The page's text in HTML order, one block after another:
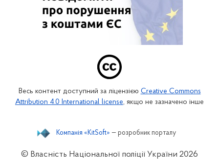
Весь контент доступний за ліцензією Creative Commons
Attribution 4.0 International license, якщо не зазначено інше
© Власність Національної поліції України 2026
Компанія «KitSoft» — розробник порталу